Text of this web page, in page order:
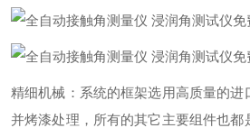
精细机械：系统的框架选用高质量的进
并烤漆处理，所有的其它主要组件也都